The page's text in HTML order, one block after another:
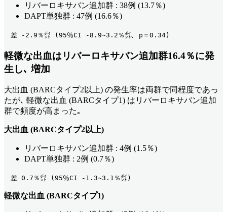
リバーロキサバン追加群 : 38例 (13.7％)
DAPT単独群 : 47例 (16.6％)
差 -2.9％㌽ (95％CI -8.9~3.2％㌽､ p＝0.34)
軽微な出血はリバーロキサバン追加群16.4％に発
生し､ 増加
大出血 (BARCタイプ2以上) の発生率は両群で同程度であっ
たが､ 軽微な出血 (BARCタイプ1) はリバーロキサバン追加
群で頻度が高まった｡
大出血 (BARCタイプ2以上)
リバーロキサバン追加群 : 4例 (1.5％)
DAPT単独群 : 2例 (0.7％)
差 0.7％㌽ (95％CI -1.3~3.1％㌽)
軽微な出血 (BARCタイプ1)